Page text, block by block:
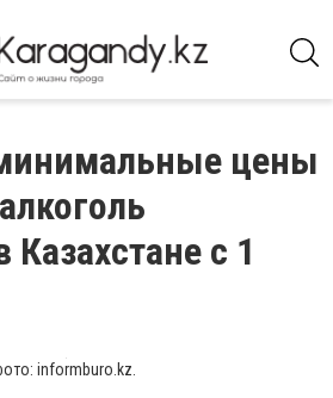
цены
с 1
informburo.kz.